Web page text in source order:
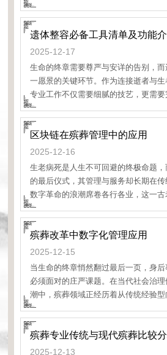
织着古老的阴阳观念、对生死平衡的理
敬意，如同一把钥匙，为我们开启了一
民俗心理的窗口。从传统哲学视角看，
遗体整容必备工具清单及功能
2025-12-17
生命的终章需要尊严与安详的告别，
一愿景的关键环节。作为连接逝者与
专业工作不仅需要细腻的技艺，更需
套精心配置的遗体整容必备工具清单，
履行职责的基础，也是给予逝者最后敬
专业器具在经验丰富
区块链在殡葬管理中的应用
2025-12-16
生老病死是人生不可回避的终极命题
的最后仪式，其管理与服务却长期在
数字革命的浪潮席卷各行各业，这一
的契机。区块链技术，以其去中心化、
独特禀赋，正悄然为殡葬管理注入前所
人文关怀
殡葬改革中数字化管理应用
2025-12-15
当生命的终章悄然翻过最后一页，身
必须面对的庄严课题。在当代社会治
潮中，殡葬领域正经历着从传统经验
变革。殡葬改革中数字化管理应用已不
简单
殡葬专业传统与现代殡葬比较
2025-12-13